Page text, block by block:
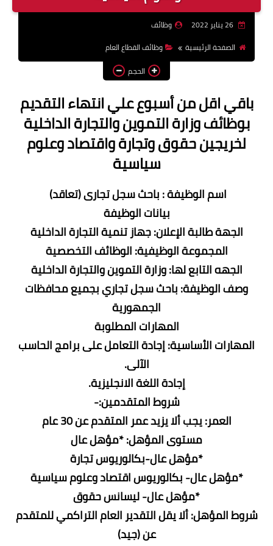
26 يناير 2022
وظائف
الصفحة الرئيسية
وظائف القطاع العام
الحجم
باقي اقل من أسبوع علي انتهاء التقديم
بوظائف وزارة التموين والتجارة الداخلية
لخريجين حقوق وتجارة واقتصاد وعلوم
سياسية
اسم الوظيفة : باحث سجل تجارى (تعاقد)
بيانات الوظيفة
الجهة طالبة الإعلان: جهاز تنمية التجارة الداخلية
المجموعة الوظيفية: الوظائف التخصصية
الجهه التابع لها: وزارة التموين والتجارة الداخلية
وصف الوظيفة: باحث سجل تجاري بجميع محافظات
الجمهورية
المهارات المطلوبة
المهارات الأساسية: إجادة التعامل على برامج الحاسب
الآلى.
إجادة اللغة الانجليزية.
شروط المتقدمين:-
العمر: يجب ألا يزيد عمر المتقدم عن 30 عام
مستوى المؤهل: *مؤهل عال
*مؤهل عال-بكالوريوس تجارة
*مؤهل عال- بكالوريوس اقتصاد وعلوم سياسية
*مؤهل عال- ليسانس حقوق
شروط المؤهل: ألا يقل التقدير العام التراكمي للمتقدم
عن (جيد)